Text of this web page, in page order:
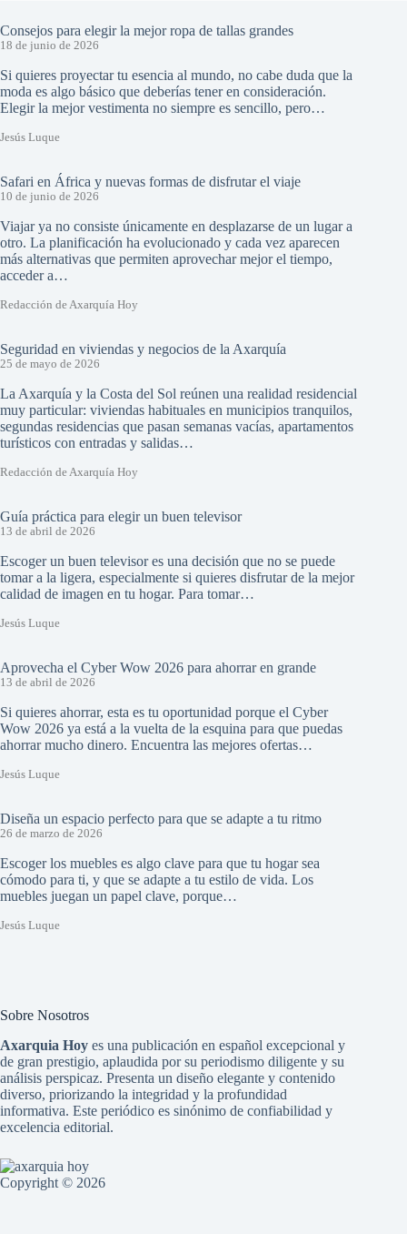
Consejos para elegir la mejor ropa de tallas grandes
18 de junio de 2026
Si quieres proyectar tu esencia al mundo, no cabe duda que la
moda es algo básico que deberías tener en consideración.
Elegir la mejor vestimenta no siempre es sencillo, pero…
Jesús Luque
Safari en África y nuevas formas de disfrutar el viaje
10 de junio de 2026
Viajar ya no consiste únicamente en desplazarse de un lugar a
otro. La planificación ha evolucionado y cada vez aparecen
más alternativas que permiten aprovechar mejor el tiempo,
acceder a…
Redacción de Axarquía Hoy
Seguridad en viviendas y negocios de la Axarquía
25 de mayo de 2026
La Axarquía y la Costa del Sol reúnen una realidad residencial
muy particular: viviendas habituales en municipios tranquilos,
segundas residencias que pasan semanas vacías, apartamentos
turísticos con entradas y salidas…
Redacción de Axarquía Hoy
Guía práctica para elegir un buen televisor
13 de abril de 2026
Escoger un buen televisor es una decisión que no se puede
tomar a la ligera, especialmente si quieres disfrutar de la mejor
calidad de imagen en tu hogar. Para tomar…
Jesús Luque
Aprovecha el Cyber Wow 2026 para ahorrar en grande
13 de abril de 2026
Si quieres ahorrar, esta es tu oportunidad porque el Cyber
Wow 2026 ya está a la vuelta de la esquina para que puedas
ahorrar mucho dinero. Encuentra las mejores ofertas…
Jesús Luque
Diseña un espacio perfecto para que se adapte a tu ritmo
26 de marzo de 2026
Escoger los muebles es algo clave para que tu hogar sea
cómodo para ti, y que se adapte a tu estilo de vida. Los
muebles juegan un papel clave, porque…
Jesús Luque
Sobre Nosotros
Axarquia Hoy es una publicación en español excepcional y
de gran prestigio, aplaudida por su periodismo diligente y su
análisis perspicaz. Presenta un diseño elegante y contenido
diverso, priorizando la integridad y la profundidad
informativa. Este periódico es sinónimo de confiabilidad y
excelencia editorial.
Copyright © 2026